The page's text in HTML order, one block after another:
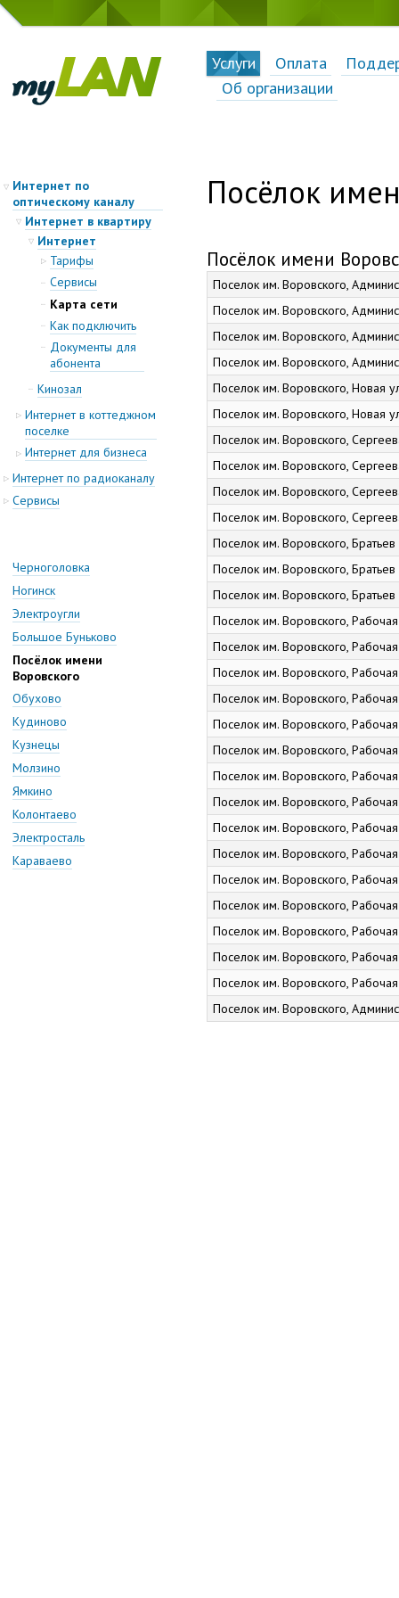
Услуги Оплата
Об организации
Интернет по
оптическому каналу
Интернет в квартиру
Интернет
Тарифы
Сервисы
Карта сети
Как подключить
Документы для
абонента
Кинозал
Интернет в коттеджном
поселке
Интернет для бизнеса
Интернет по радиоканалу
Cервисы
Черноголовка
Ногинск
Электроугли
Большое Буньково
Посёлок имени
Воровского
Обухово
Кудиново
Кузнецы
Молзино
Ямкино
Колонтаево
Электросталь
Караваево
Посёлок
Посёлок имени
Поселок им. Воровского,
Поселок им. Воровского,
Поселок им. Воровского,
Поселок им. Воровского,
Поселок им. Воровского, Новая
Поселок им. Воровского, Новая
Поселок им. Воровского,
Поселок им. Воровского,
Поселок им. Воровского,
Поселок им. Воровского,
Поселок им. Воровского,
Поселок им. Воровского,
Поселок им. Воровского,
Поселок им. Воровского,
Поселок им. Воровского,
Поселок им. Воровского,
Поселок им. Воровского,
Поселок им. Воровского,
Поселок им. Воровского,
Поселок им. Воровского,
Поселок им. Воровского,
Поселок им. Воровского,
Поселок им. Воровского,
Поселок им. Воровского,
Поселок им. Воровского,
Поселок им. Воровского,
Поселок им. Воровского,
Поселок им. Воровского,
Поселок им. Воровского,